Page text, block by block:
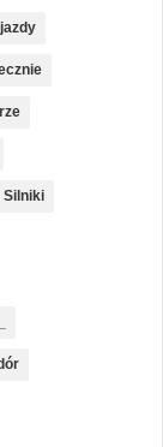
Silniki